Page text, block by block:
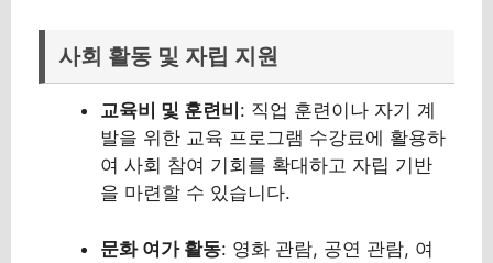
사회 활동 및 자립 지원
교육비 및 훈련비 : 직업 훈련이나 자기 계
발을 위한 교육 프로그램 수강료에 활용하
여 사회 참여 기회를 확대하고 자립 기반
을 마련할 수 있습니다.
문화 여가 활동: 영화 관람, 공연 관람, 여